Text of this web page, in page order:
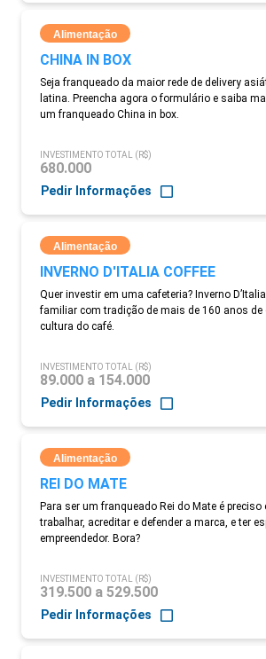
Alimentação
CHINA IN BOX
Seja franqueado da maior rede de delivery
latina. Preencha agora o formulário e saiba
um franqueado China in box.
INVESTIMENTO TOTAL (R$)
680.000
Pedir Informações
Alimentação
INVERNO D'ITALIA COFFEE
Quer investir em uma cafeteria? Inverno
familiar com tradição de mais de 160 anos de
cultura do café.
INVESTIMENTO TOTAL (R$)
89.000 a 154.000
Pedir Informações
Alimentação
REI DO MATE
Para ser um franqueado Rei do Mate é
trabalhar, acreditar e defender a marca, e ter
empreendedor. Bora?
INVESTIMENTO TOTAL (R$)
319.500 a 529.500
Pedir Informações